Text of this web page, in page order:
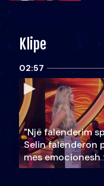
Klipe
02:57
"Një falenderim
Selin falënderon
mes